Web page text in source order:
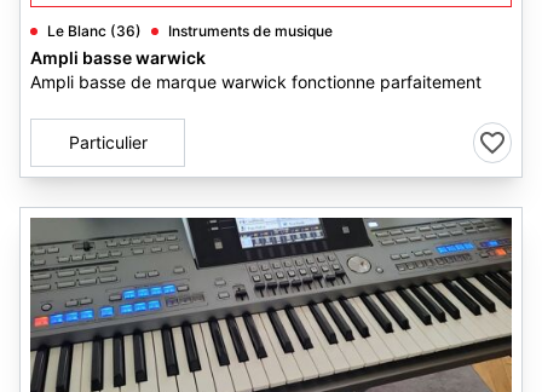
Le Blanc (36) Instruments de musique
Ampli basse warwick
Ampli basse de marque warwick fonctionne parfaitement
Particulier